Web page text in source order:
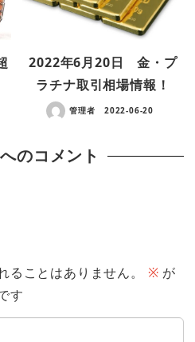
2022年6月20日 金・プ
ラチナ取引相場情報！
管理者 2022-06-20
のコメント
ることはありません。 ※ が
す